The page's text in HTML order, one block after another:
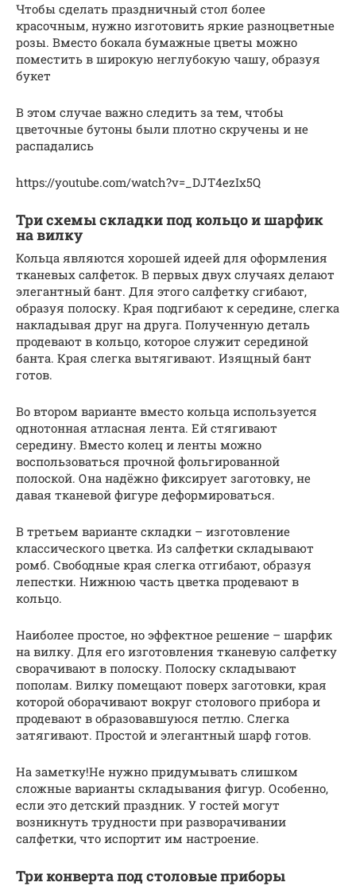
Чтобы сделать праздничный стол более
красочным, нужно изготовить яркие разноцветные
розы. Вместо бокала бумажные цветы можно
поместить в широкую неглубокую чашу, образуя
букет
В этом случае важно следить за тем, чтобы
цветочные бутоны были плотно скручены и не
распадались
https://youtube.com/watch?v=_DJT4ezIx5Q
Три схемы складки под кольцо и шарфик
на вилку
Кольца являются хорошей идеей для оформления
тканевых салфеток. В первых двух случаях делают
элегантный бант. Для этого салфетку сгибают,
образуя полоску. Края подгибают к середине, слегка
накладывая друг на друга. Полученную деталь
продевают в кольцо, которое служит серединой
банта. Края слегка вытягивают. Изящный бант
готов.
Во втором варианте вместо кольца используется
однотонная атласная лента. Ей стягивают
середину. Вместо колец и ленты можно
воспользоваться прочной фольгированной
полоской. Она надёжно фиксирует заготовку, не
давая тканевой фигуре деформироваться.
В третьем варианте складки – изготовление
классического цветка. Из салфетки складывают
ромб. Свободные края слегка отгибают, образуя
лепестки. Нижнюю часть цветка продевают в
кольцо.
Наиболее простое, но эффектное решение – шарфик
на вилку. Для его изготовления тканевую салфетку
сворачивают в полоску. Полоску складывают
пополам. Вилку помещают поверх заготовки, края
которой оборачивают вокруг столового прибора и
продевают в образовавшуюся петлю. Слегка
затягивают. Простой и элегантный шарф готов.
На заметку!Не нужно придумывать слишком
сложные варианты складывания фигур. Особенно,
если это детский праздник. У гостей могут
возникнуть трудности при разворачивании
салфетки, что испортит им настроение.
Три конверта под столовые приборы